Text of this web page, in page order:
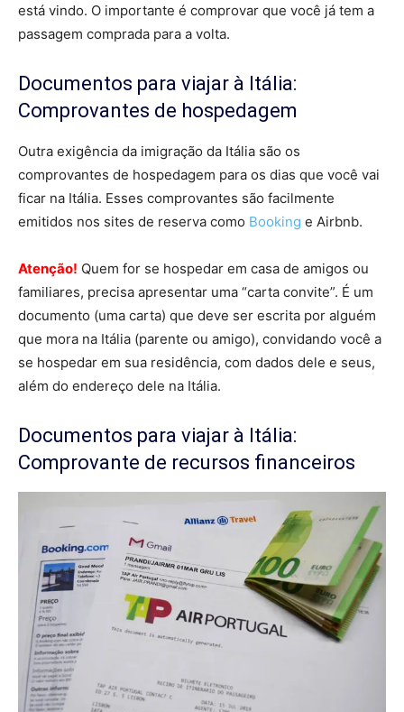
está vindo. O importante é comprovar que você já tem a
passagem comprada para a volta.
Documentos para viajar à Itália:
Comprovantes de hospedagem
Outra exigência da imigração da Itália são os
comprovantes de hospedagem para os dias que você vai
ficar na Itália. Esses comprovantes são facilmente
emitidos nos sites de reserva como Booking e Airbnb.
Atenção! Quem for se hospedar em casa de amigos ou
familiares, precisa apresentar uma “carta convite”. É um
documento (uma carta) que deve ser escrita por alguém
que mora na Itália (parente ou amigo), convidando você a
se hospedar em sua residência, com dados dele e seus,
além do endereço dele na Itália.
Documentos para viajar à Itália:
Comprovante de recursos financeiros